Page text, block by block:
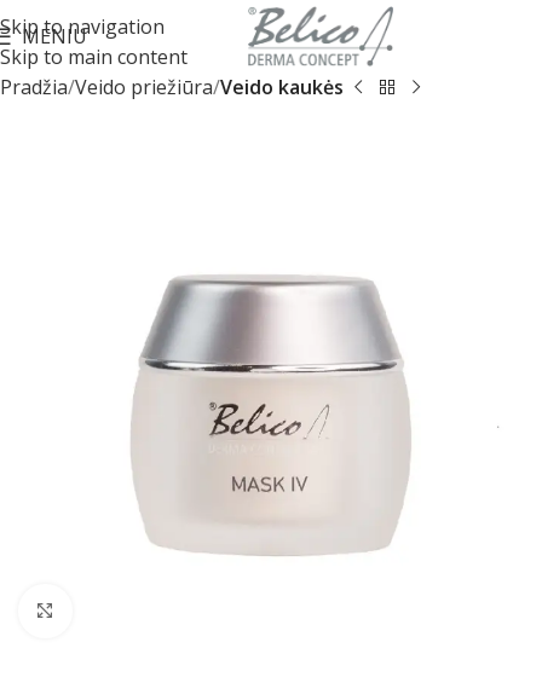
Skip to navigation
Skip to main content
MENIU
Pradžia Veido priežiūra Veido kaukės